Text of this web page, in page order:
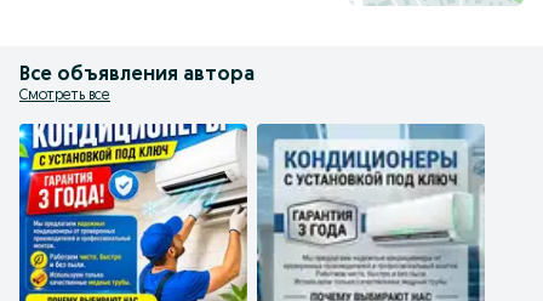
Все объявления автора
Смотреть все